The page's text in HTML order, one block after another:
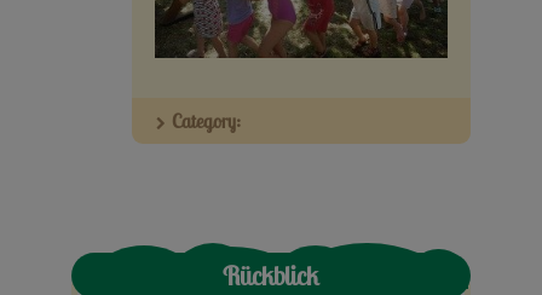
Veranstaltungen
Baumpaten
Category:
Rückblick